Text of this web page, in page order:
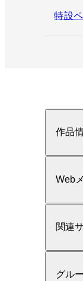
特設
作品
Web
関連
グル